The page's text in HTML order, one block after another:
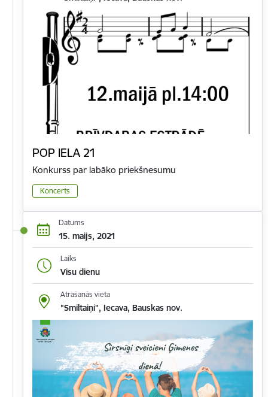
POP IELA 21
Konkurss par labāko priekšnesumu
Koncerts
Datums
15. maijs, 2021
Laiks
Visu dienu
Atrašanās vieta
"Smiltaiņi", Iecava, Bauskas nov.